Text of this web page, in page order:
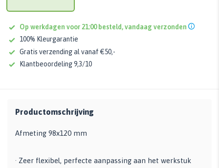
Op werkdagen voor 21:00 besteld, vandaag verzonden
100% Kleurgarantie
Gratis verzending al vanaf €50,-
Klantbeoordeling 9,3/10
Productomschrijving
Afmeting 98x120 mm
· Zeer flexibel, perfecte aanpassing aan het werkstuk